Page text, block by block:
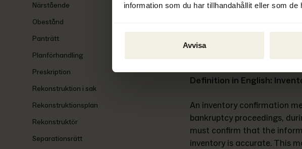
information som du har tillhandahållit eller som
Avvisa
Närstående
Obestånd
Panträtt
Planförhandling
Preskription
Rekonstruktion i sak
Rekonstruktionsplan
Rekonstruktör
Separationsrätt
Bekräftelsesammanträde
Definition in English:
An inventory confirmation
bankruptcy proceedings,
must confirm that the
inventory is accurate. This